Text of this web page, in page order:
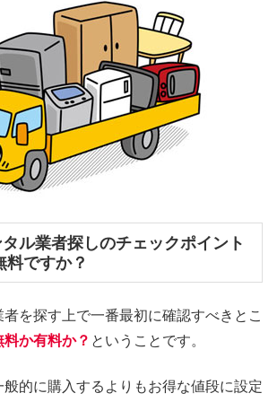
ル業者探しのチェックポイント
ですか？
者を探す上で一番最初に確認すべきとこ
か有料か？ ということです。
般的に購入するよりもお得な値段に設定